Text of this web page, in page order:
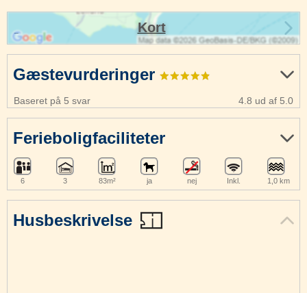
Husbeskrivelse
Gæstevurderinger
Baseret på 5 svar 4.8 ud af 5.0
Ferieboligfaciliteter
6 3 83m² ja nej Inkl. 1,0 km
Kort